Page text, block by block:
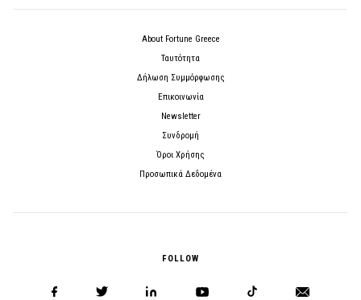
About Fortune Greece
Ταυτότητα
Δήλωση Συμμόρφωσης
Επικοινωνία
Newsletter
Συνδρομή
Όροι Χρήσης
Προσωπικά Δεδομένα
FOLLOW